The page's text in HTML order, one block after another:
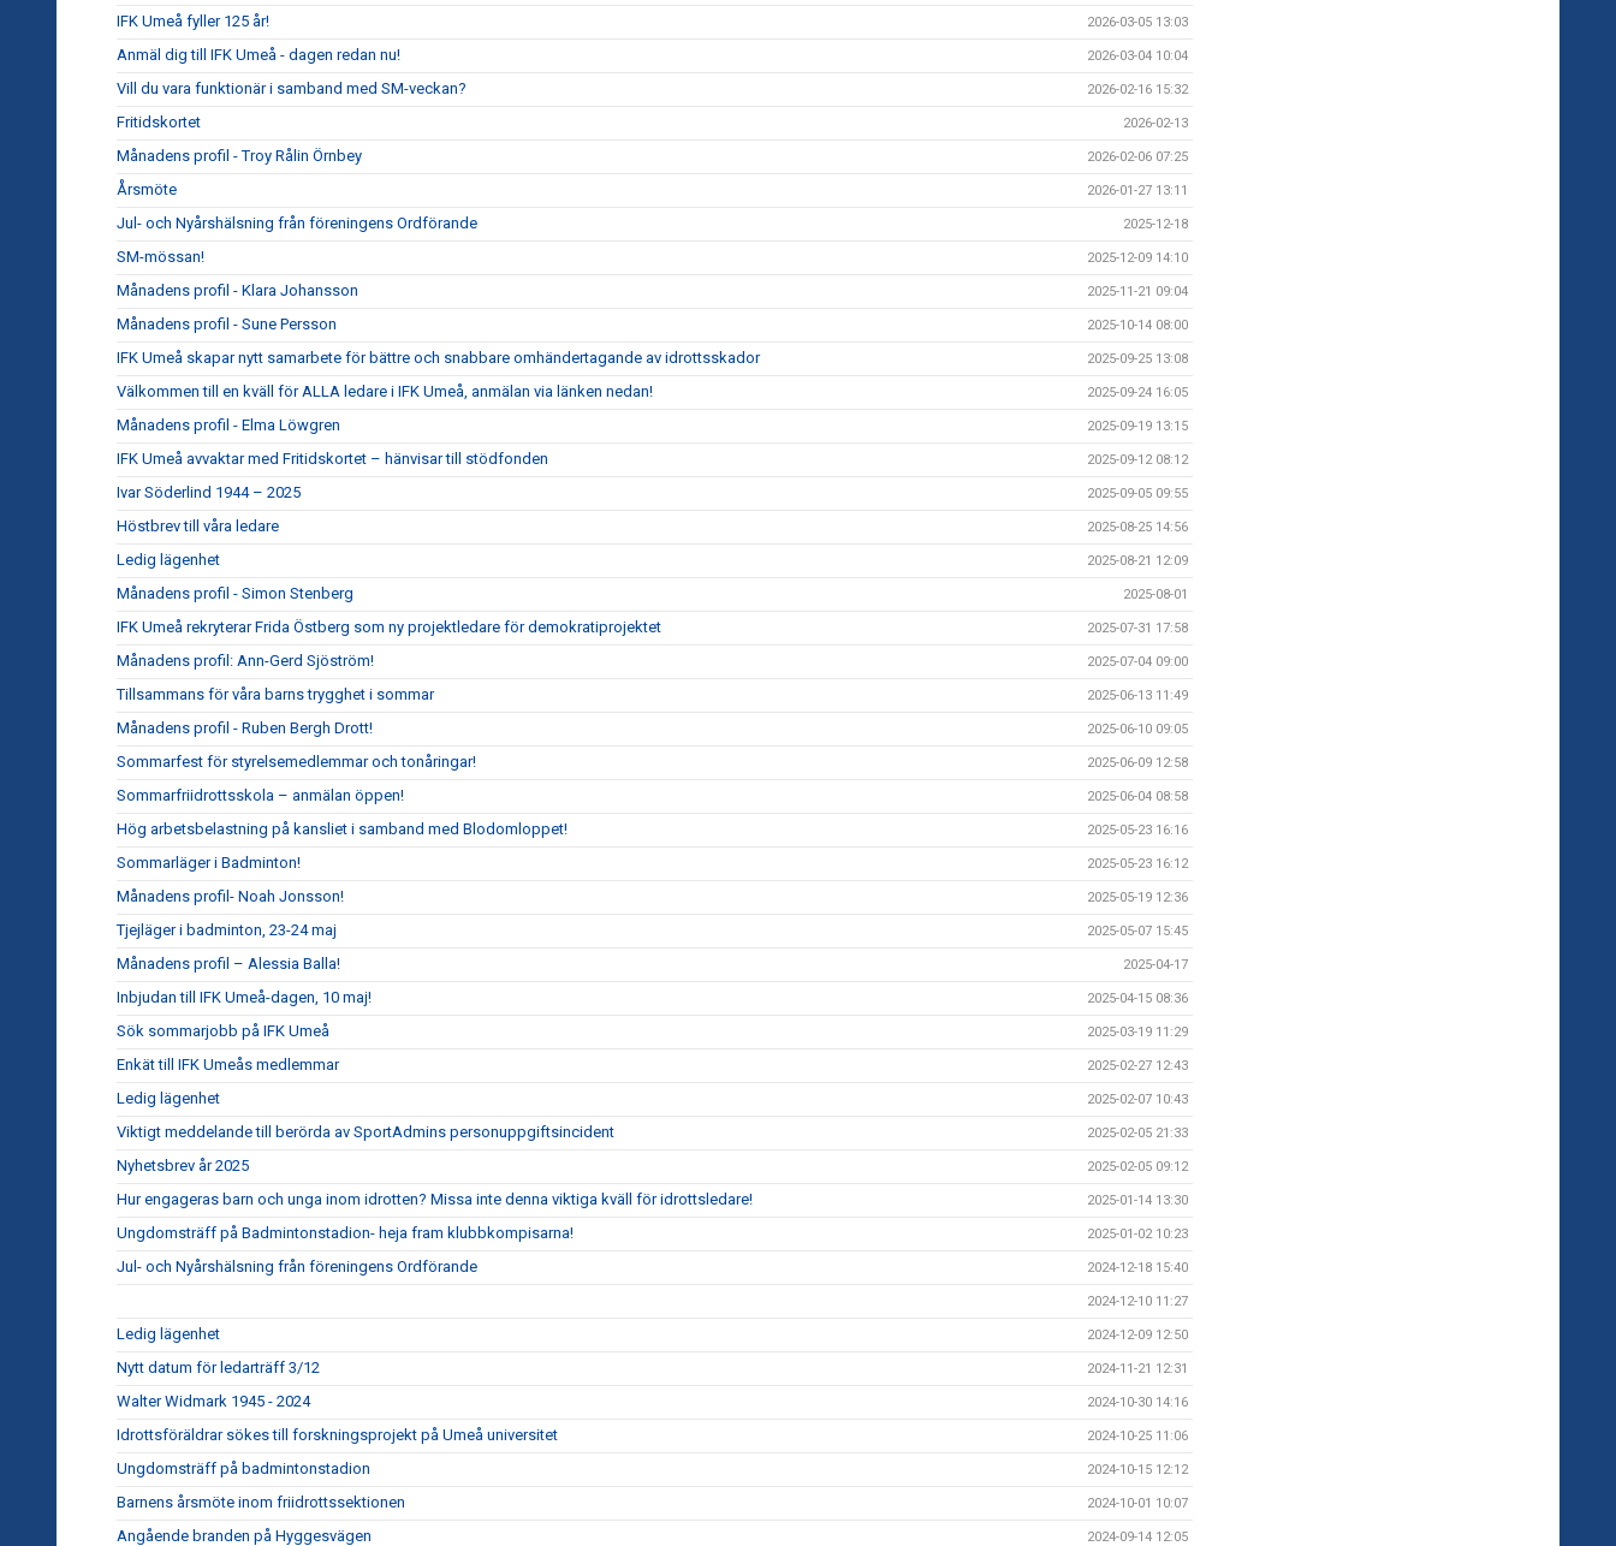
IFK Umeå fyller 125 år! 2026-03-05 13:03
Anmäl dig till IFK Umeå - dagen redan nu! 2026-03-04 10:04
Vill du vara funktionär i samband med SM-veckan? 2026-02-16 15:32
Fritidskortet 2026-02-13
Månadens profil - Troy Rålin Örnbey 2026-02-06 07:25
Årsmöte 2026-01-27 13:11
Jul- och Nyårshälsning från föreningens Ordförande 2025-12-18
SM-mössan! 2025-12-09 14:10
Månadens profil - Klara Johansson 2025-11-21 09:04
Månadens profil - Sune Persson 2025-10-14 08:00
IFK Umeå skapar nytt samarbete för bättre och snabbare omhändertagande av idrottsskador 2025-09-25 13:08
Välkommen till en kväll för ALLA ledare i IFK Umeå, anmälan via länken nedan! 2025-09-24 16:05
Månadens profil - Elma Löwgren 2025-09-19 13:15
IFK Umeå avvaktar med Fritidskortet – hänvisar till stödfonden 2025-09-12 08:12
Ivar Söderlind 1944 – 2025 2025-09-05 09:55
Höstbrev till våra ledare 2025-08-25 14:56
Ledig lägenhet 2025-08-21 12:09
Månadens profil - Simon Stenberg 2025-08-01
IFK Umeå rekryterar Frida Östberg som ny projektledare för demokratiprojektet 2025-07-31 17:58
Månadens profil: Ann-Gerd Sjöström! 2025-07-04 09:00
Tillsammans för våra barns trygghet i sommar 2025-06-13 11:49
Månadens profil - Ruben Bergh Drott! 2025-06-10 09:05
Sommarfest för styrelsemedlemmar och tonåringar! 2025-06-09 12:58
Sommarfriidrottsskola – anmälan öppen! 2025-06-04 08:58
Hög arbetsbelastning på kansliet i samband med Blodomloppet! 2025-05-23 16:16
Sommarläger i Badminton! 2025-05-23 16:12
Månadens profil- Noah Jonsson! 2025-05-19 12:36
Tjejläger i badminton, 23-24 maj 2025-05-07 15:45
Månadens profil – Alessia Balla! 2025-04-17
Inbjudan till IFK Umeå-dagen, 10 maj! 2025-04-15 08:36
Sök sommarjobb på IFK Umeå 2025-03-19 11:29
Enkät till IFK Umeås medlemmar 2025-02-27 12:43
Ledig lägenhet 2025-02-07 10:43
Viktigt meddelande till berörda av SportAdmins personuppgiftsincident 2025-02-05 21:33
Nyhetsbrev år 2025 2025-02-05 09:12
Hur engageras barn och unga inom idrotten? Missa inte denna viktiga kväll för idrottsledare! 2025-01-14 13:30
Ungdomsträff på Badmintonstadion- heja fram klubbkompisarna! 2025-01-02 10:23
Jul- och Nyårshälsning från föreningens Ordförande 2024-12-18 15:40
2024-12-10 11:27
Ledig lägenhet 2024-12-09 12:50
Nytt datum för ledarträff 3/12 2024-11-21 12:31
Walter Widmark 1945 - 2024 2024-10-30 14:16
Idrottsföräldrar sökes till forskningsprojekt på Umeå universitet 2024-10-25 11:06
Ungdomsträff på badmintonstadion 2024-10-15 12:12
Barnens årsmöte inom friidrottssektionen 2024-10-01 10:07
Angående branden på Hyggesvägen 2024-09-14 12:05